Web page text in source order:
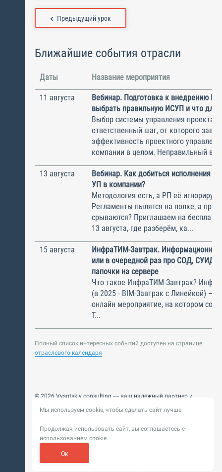
Предыдущий урок
Ближайшие события отрасли
Даты Название мероприятия
11 августа
Вебинар. Подготовка к внедрению
выбрать правильную ИСУП и что для
Выбор системы управления
ответственный шаг, от которого
эффективность проектного
компании в целом. Неправильный
13 августа
Вебинар. Как добиться исполнения
УП в компании?
Методология есть, а РП её
Регламенты пылятся на полке, а
срываются? Приглашаем на
13 августа, где разберём, ка...
15 августа
ИнфраТИМ-Завтрак.
или в очередной раз про СОД, СУИД и
папочки на сервере
Что такое ИнфраТИМ-Завтрак?
(в 2025 - BIM-Завтрак с Линейкой) –
онлайн мероприятие, на котором
Т...
Полный список интересных событий доступен на странице
отраслевого календаря
© 2026 Vysotskiy consulting — ваш надежный партнер и
Цифровизация, BIM, ИИ. Внедряем и оптимизируем
Пользовательское
соглашение
Политика обработки персональных
данных
Разработка сайта —
Мы используем cookie, чтобы сделать сайт лучше.
Продолжая использовать сайт, вы соглашаетесь с
использованием cookie.
Ок